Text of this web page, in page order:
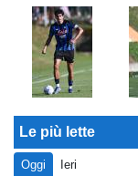
Le più lette
Oggi
Ieri